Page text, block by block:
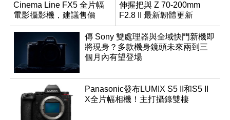
Cinema Line FX5 全片幅
電影攝影機，建議售價
NT$144,980
伸握把與 Z 70-200mm
F2.8 II 最新韌體更新
傳 Sony 雙處理器與全域快門新機即
將現身？多款機身鏡頭未來兩到三
個月內有望登場
Panasonic發布LUMIX S5 II和S5 II
X全片幅相機！主打攝錄雙棲